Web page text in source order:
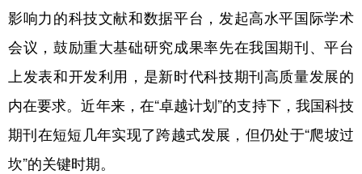
影响力的科技文献和数据平台，发起高水平国际学术
会议，鼓励重大基础研究成果率先在我国期刊、平台
上发表和开发利用，是新时代科技期刊高质量发展的
内在要求。近年来，在“卓越计划”的支持下，我国科技
期刊在短短几年实现了跨越式发展，但仍处于“爬坡过
坎”的关键时期。